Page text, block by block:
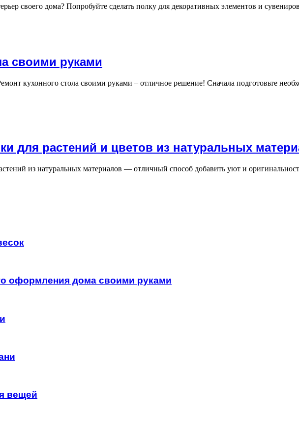
своего дома? Попробуйте сделать полку для декоративных элементов и
своими руками
кухонного стола своими руками – отличное решение! Сначала подготовьте
для растений и цветов из натуральных
из натуральных материалов — отличный способ добавить уют и
оформления дома своими руками
вещей